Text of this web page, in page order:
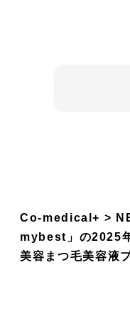
Co-medical+
mybest」の2025
美容まつ毛美容液